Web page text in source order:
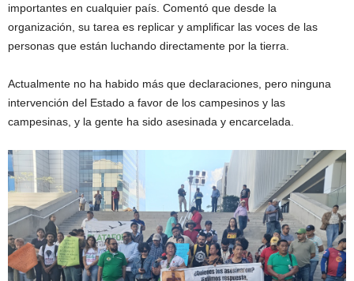
importantes en cualquier país. Comentó que desde la
organización, su tarea es replicar y amplificar las voces de las
personas que están luchando directamente por la tierra.
Actualmente no ha habido más que declaraciones, pero ninguna
intervención del Estado a favor de los campesinos y las
campesinas, y la gente ha sido asesinada y encarcelada.